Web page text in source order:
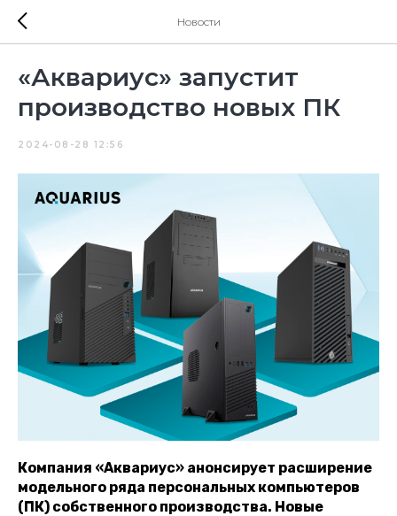
Новости
«Аквариус» запустит
производство новых ПК
2024-08-28 12:56
Компания «Аквариус» анонсирует расширение
модельного ряда персональных компьютеров
(ПК) собственного производства. Новые